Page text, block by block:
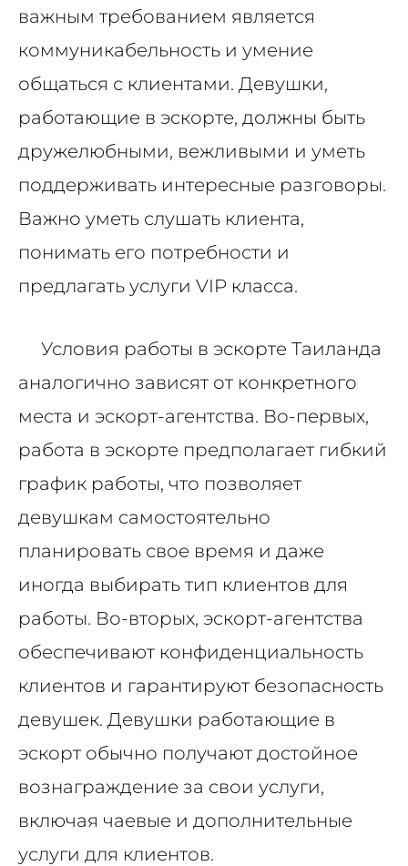
важным требованием является
коммуникабельность и умение
общаться с клиентами. Девушки,
работающие в эскорте, должны быть
дружелюбными, вежливыми и уметь
поддерживать интересные разговоры.
Важно уметь слушать клиента,
понимать его потребности и
предлагать услуги VIP класса.
Условия работы в эскорте Таиланда
аналогично зависят от конкретного
места и эскорт-агентства. Во-первых,
работа в эскорте предполагает гибкий
график работы, что позволяет
девушкам самостоятельно
планировать свое время и даже
иногда выбирать тип клиентов для
работы. Во-вторых, эскорт-агентства
обеспечивают конфиденциальность
клиентов и гарантируют безопасность
девушек. Девушки работающие в
эскорт обычно получают достойное
вознаграждение за свои услуги,
включая чаевые и дополнительные
услуги для клиентов.